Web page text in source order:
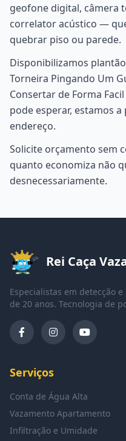
geofone digital, câmera
correlator acústico —
quebrar piso ou parede.
Disponibilizamos
Torneira Pingando Um
Consertar de Forma
pode esperar, estamos
endereço.
Solicite orçamento sem
quanto economiza não
desnecessariamente.
Rei Caça
Especialistas em detecção
de 20 anos. Tecnologia de
Serviços
Conta de Água Alta
Vazamento Apartamento
Infiltração e Umidade